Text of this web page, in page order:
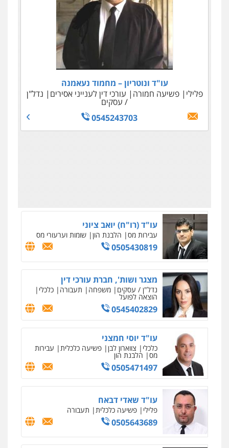
0506245512
עו"ד ונוטריון – מחמוד נעאמנה
פלילי
פשיעה חמורה עורכי דין לענייני אסירים נדל"ן
/ עסקים
0545243703
עו"ד (רו"ח) יואב ציוני
עבירות מס הלבנת הון שומות וערעורי מס
0505430819
מצגר ושות', חברת עורכי דין
נדל"ן / עסקים משפחה תעבורה כלכלי
הוצאה לפועל
0545402829
עו"ד יוסי חמצני
כלכלי צווארון לבן פשיעה כלכלית עבירות
מס הלבנת הון
0505471497
עו"ד שאדי דבאח
פלילי פשיעה כלכלית תעבורה
0505643689